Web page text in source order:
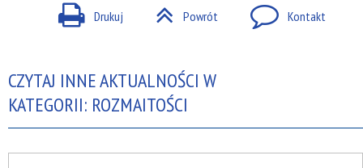
Drukuj Powrót Kontakt
CZYTAJ INNE AKTUALNOŚCI W
KATEGORII: ROZMAITOŚCI